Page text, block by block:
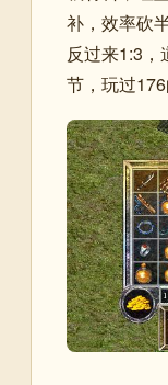
补，效率砍
反过来1:3，
节，玩过176